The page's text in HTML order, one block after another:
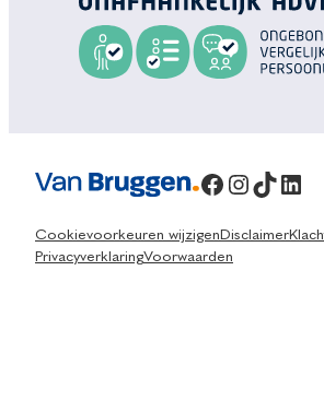
Facebook
TikTok
Cookievoorkeuren wijzigen Disclaimer
PrivacyverklaringVoorwaarden